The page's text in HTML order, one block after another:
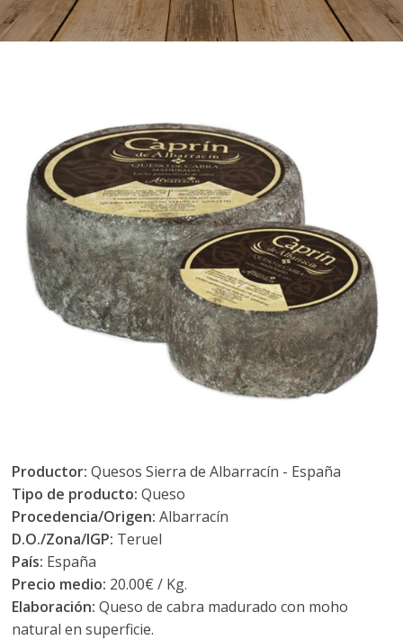
Productor: Quesos Sierra de Albarracín - España
Tipo de producto:Queso
Procedencia/Origen: Albarracín
D.O./Zona/IGP: Teruel
País: España
Precio medio: 20.00€ / Kg.
Elaboración: Queso de cabra madurado con moho
natural en superficie.